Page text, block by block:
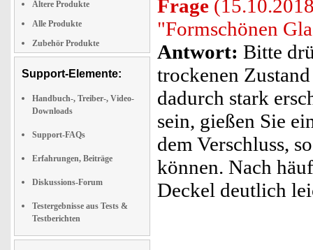
Ältere Produkte
Alle Produkte
Zubehör Produkte
Support-Elemente:
Handbuch-, Treiber-, Video-
Downloads
Support-FAQs
Erfahrungen, Beiträge
Diskussions-Forum
Testergebnisse aus Tests &
Testberichten
Frage
"Formschönen
Antwort: Bitte
trockenen
dadurch stark
sein, gießen Sie
dem Verschluss,
können. Nach
Deckel deutlich